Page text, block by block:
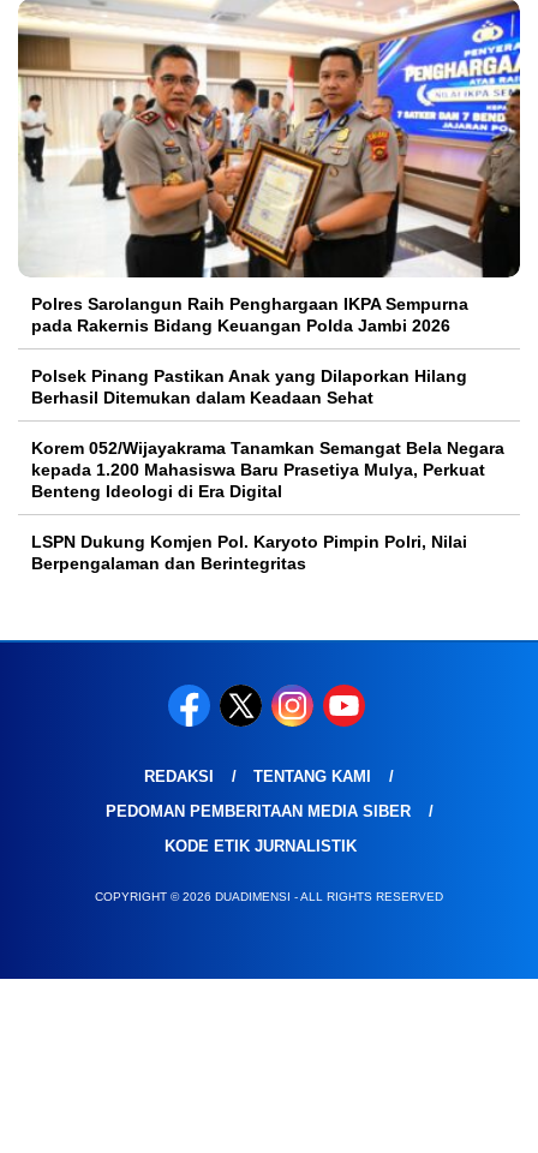
Polres Sarolangun Raih Penghargaan IKPA Sempurna
pada Rakernis Bidang Keuangan Polda Jambi 2026
Polsek Pinang Pastikan Anak yang Dilaporkan Hilang
Berhasil Ditemukan dalam Keadaan Sehat
Korem 052/Wijayakrama Tanamkan Semangat Bela Negara
kepada 1.200 Mahasiswa Baru Prasetiya Mulya, Perkuat
Benteng Ideologi di Era Digital
LSPN Dukung Komjen Pol. Karyoto Pimpin Polri, Nilai
Berpengalaman dan Berintegritas
REDAKSI
TENTANG KAMI
PEDOMAN PEMBERITAAN MEDIA SIBER
KODE ETIK JURNALISTIK
COPYRIGHT © 2026 DUADIMENSI - ALL RIGHTS RESERVED